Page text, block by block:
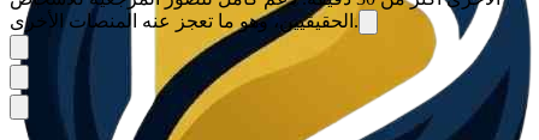
الحقيقيين، وهو ما تعجز عنه المنصات الأخرى.